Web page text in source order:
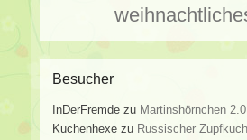
Besucher
InDerFremde zu Martinshörnchen 2.0
Kuchenhexe zu Russischer